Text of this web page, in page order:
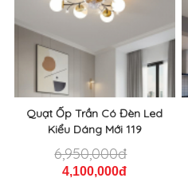
Quạt Ốp Trần Có Đèn Led
Kiểu Dáng Mới 119
6,950,000đ
4,100,000đ